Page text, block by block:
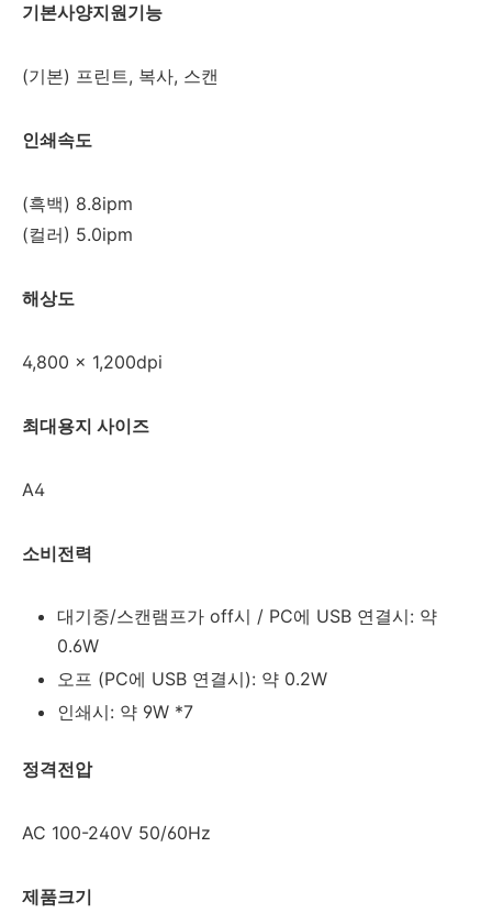
기본사양지원기능
(기본) 프린트, 복사, 스캔
인쇄속도
(흑백) 8.8ipm
(컬러) 5.0ipm
해상도
4,800 x 1,200dpi
최대용지 사이즈
A4
소비전력
대기중/스캔램프가 off시 / PC에 USB 연결시: 약
0.6W
오프 (PC에 USB 연결시): 약 0.2W
인쇄시: 약 9W *7
정격전압
AC 100-240V 50/60Hz
제품크기